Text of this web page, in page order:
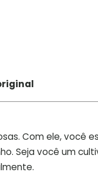
Com ele, você
Seja você um